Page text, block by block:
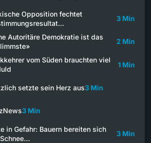
Opposition fechtet
3 Min
Autoritäre Demokratie ist das
2 Min
vom Süden brauchten viel
1 Min
setzte sein Herz aus3 Min
3 Min
in Gefahr: Bauern bereiten sich
3 Min